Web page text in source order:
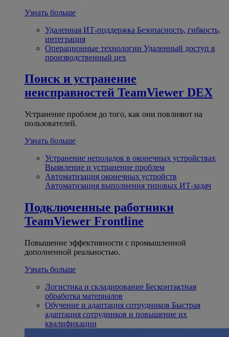
Узнать больше
Удаленная ИТ-поддержка Безопасность, гибкость,
интеграция
Операционные технологии Удаленный доступ в
производственный цех
Поиск и устранение
неисправностей TeamViewer DEX
Устранение проблем до того, как они повлияют на
пользователей.
Узнать больше
Устранение неполадок в оконечных устройствах
Выявление и устранение проблем
Автоматизация оконечных устройств
Автоматизация выполнения типовых ИТ-задач
Подключенные работники
TeamViewer Frontline
Повышение эффективности с промышленной
дополненной реальностью.
Узнать больше
Логистика и складирование Бесконтактная
обработка материалов
Обучение и адаптация сотрудников Быстрая
адаптация сотрудников и повышение их
квалификации